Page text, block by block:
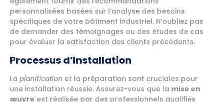
personnalisées basées sur l’analyse des besoins
spécifiques de votre bâtiment industriel. N’oubliez pas
de demander des témoignages ou des études de cas
pour évaluer la satisfaction des clients précédents.
Processus d’Installation
La planification et la préparation sont cruciales pour
une installation réussie. Assurez-vous que la mise en
œuvre est réalisée par des professionnels qualifiés